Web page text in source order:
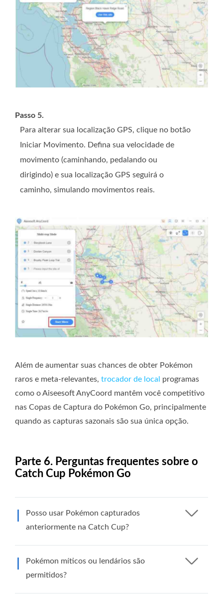
Passo 5.
Para alterar sua localização GPS, clique no botão
Iniciar Movimento. Defina sua velocidade de
movimento (caminhando, pedalando ou
dirigindo) e sua localização GPS seguirá o
caminho, simulando movimentos reais.
Além de aumentar suas chances de obter Pokémon
raros e meta-relevantes, trocador de local
programas
como o Aiseesoft AnyCoord mantêm você competitivo
nas Copas de Captura do Pokémon Go, principalmente
quando as capturas sazonais são sua única opção.
Parte 6. Perguntas frequentes sobre o
Catch Cup Pokémon Go
Posso usar Pokémon capturados
anteriormente na Catch Cup?
Pokémon míticos ou lendários são
permitidos?